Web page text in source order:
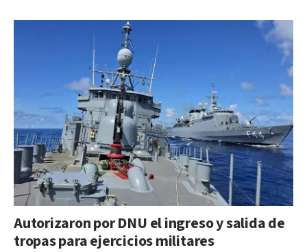
Autorizaron por DNU el ingreso y salida de
tropas para ejercicios militares